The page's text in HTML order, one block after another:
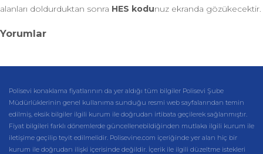
alanları doldurduktan sonra HES kodunuz ekranda gözükecektir.
Yorumlar
Polisevi konaklama fiyatlarının da yer aldığı tüm bilgiler Polisevi Şube
Müdürlüklerinin genel kullanıma sunduğu resmi web sayfalarından temin
edilmiş, eksik bilgiler ilgili kurum ile doğrudan irtibata geçilerek sağlanmıştır.
Fiyat bilgileri farklı dönemlerde güncellenebildiğinden mutlaka ilgili kurum ile
iletişime geçilip teyit edilmelidir. Polisevine.com içeriğinde yer alan hiç bir
kurum ile doğrudan ilişki içerisinde değildir. İçerik ile ilgili düzeltme istekleri